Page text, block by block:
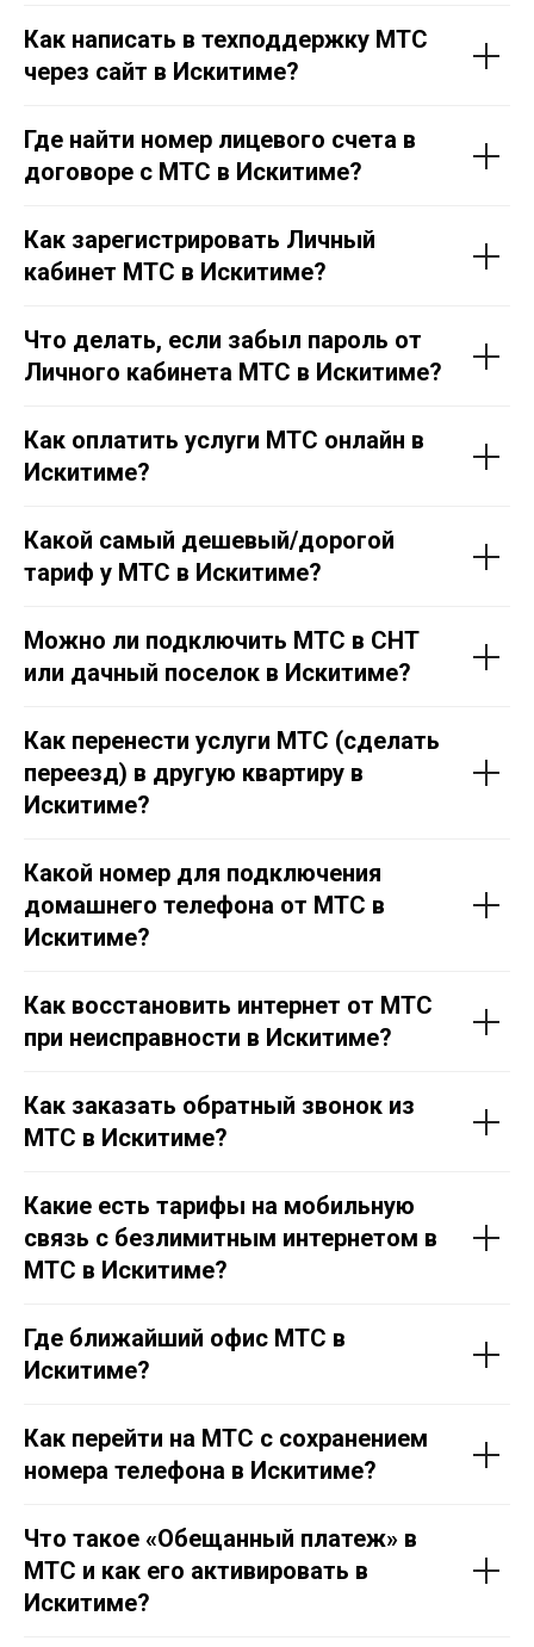
Как написать в техподдержку МТС
через сайт в Искитиме?
Где найти номер лицевого счета в
договоре с МТС в Искитиме?
Как зарегистрировать Личный
кабинет МТС в Искитиме?
Что делать, если забыл пароль от
Личного кабинета МТС в Искитиме?
Как оплатить услуги МТС онлайн в
Искитиме?
Какой самый дешевый/дорогой
тариф у МТС в Искитиме?
Можно ли подключить МТС в СНТ
или дачный поселок в Искитиме?
Как перенести услуги МТС (сделать
переезд) в другую квартиру в
Искитиме?
Какой номер для подключения
домашнего телефона от МТС в
Искитиме?
Как восстановить интернет от МТС
при неисправности в Искитиме?
Как заказать обратный звонок из
МТС в Искитиме?
Какие есть тарифы на мобильную
связь с безлимитным интернетом в
МТС в Искитиме?
Где ближайший офис МТС в
Искитиме?
Как перейти на МТС с сохранением
номера телефона в Искитиме?
Что такое «Обещанный платеж» в
МТС и как его активировать в
Искитиме?
8 (800) 350-80-41
Тарифы
Перейти в МТС
Отдел подключения
Контакты